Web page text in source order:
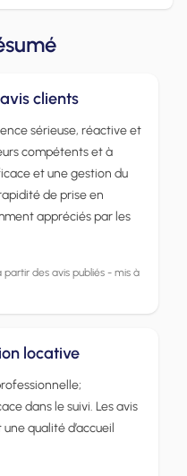
clients
sérieuse, réactive et
compétents et à
et une gestion du
de prise en
appréciés par les
des avis publiés - mis à
locative
dans le suivi. Les avis
qualité d’accueil